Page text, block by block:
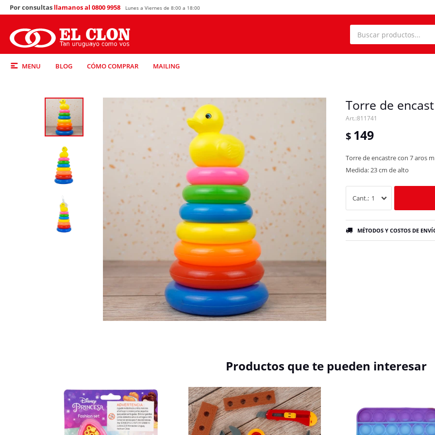
MENU BLOG CÓMO COMPRAR MAILING
Por consultas llamanos al 0800 9958 Lunes a Viernes de 8:00 a 18:00
Torre de
811741
$ 149
Torre de encastre con 7 aros
Medida: 23 cm de alto
1
MÉTODOS Y COSTOS DE
Productos que te pueden interesar